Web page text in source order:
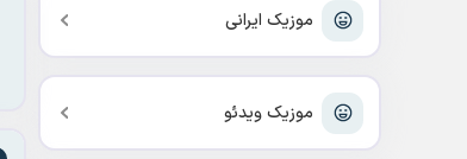
موزیک ایرانی
موزیک ویدئو